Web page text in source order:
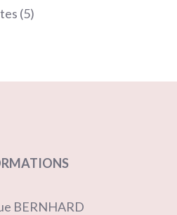
55
BERNHARD